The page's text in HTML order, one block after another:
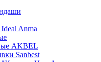
Anma
AKBEL
Sanbest